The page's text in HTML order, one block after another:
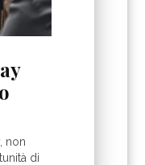
non
di